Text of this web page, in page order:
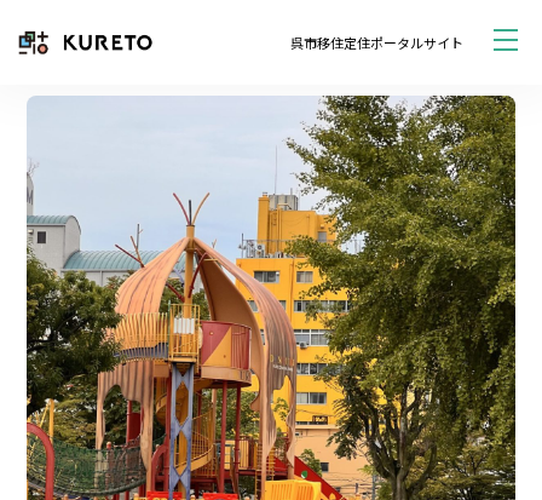
呉市移住定住ポータルサイト